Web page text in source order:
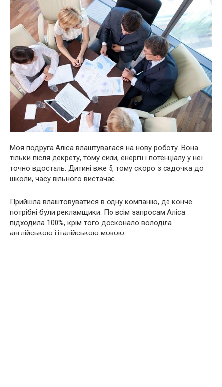
Моя подруга Аліса влаштувалася на нову роботу. Вона
тільки після декрету, тому сили, енергії і потенціалу у неї
точно вдосталь. Дитині вже 5, тому скоро з садочка до
школи, часу вільного вистачає.
Прийшла влаштовуватися в одну компанію, де конче
потрібні були рекламщики. По всім запросам Аліса
підходила 100%, крім того досконало володіла
англійською і італійською мовою.